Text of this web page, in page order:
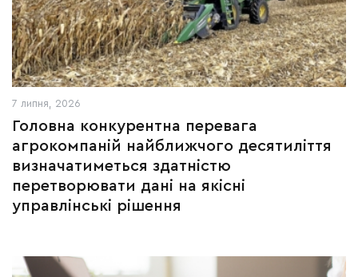
7 липня, 2026
Головна конкурентна перевага
агрокомпаній найближчого десятиліття
визначатиметься здатністю
перетворювати дані на якісні
управлінські рішення